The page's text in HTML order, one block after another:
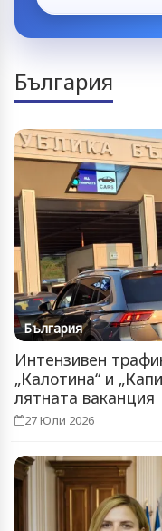
България
България
Интензивен
„Калотина“ и
лятната ваканция
27 Юли 2026